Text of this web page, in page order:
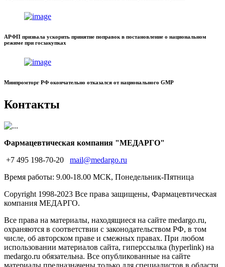
АРФП призвала ускорить принятие поправок в постановление о национальном
режиме при госзакупках
Минпромторг РФ окончательно отказался от национального GMP
Контакты
Фармацевтическая компания "МЕДАРГО"
+7 495 198-70-20
mail@medargo.ru
Время работы: 9.00-18.00 МСК, Понедельник-Пятница
Copyright 1998-2023 Все права защищены, Фармацевтическая
компания МЕДАРГО.
Все права на материалы, находящиеся на сайте medargo.ru,
охраняются в соответствии с законодательством РФ, в том
числе, об авторском праве и смежных правах. При любом
использовании материалов сайта, гиперссылка (hyperlink) на
medargo.ru обязательна. Все опубликованные на сайте